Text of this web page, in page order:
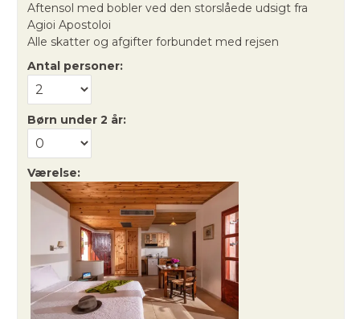
Aftensol med bobler ved den storslåede udsigt fra
Agioi Apostoloi
Alle skatter og afgifter forbundet med rejsen
Antal personer:
Børn under 2 år:
Værelse: